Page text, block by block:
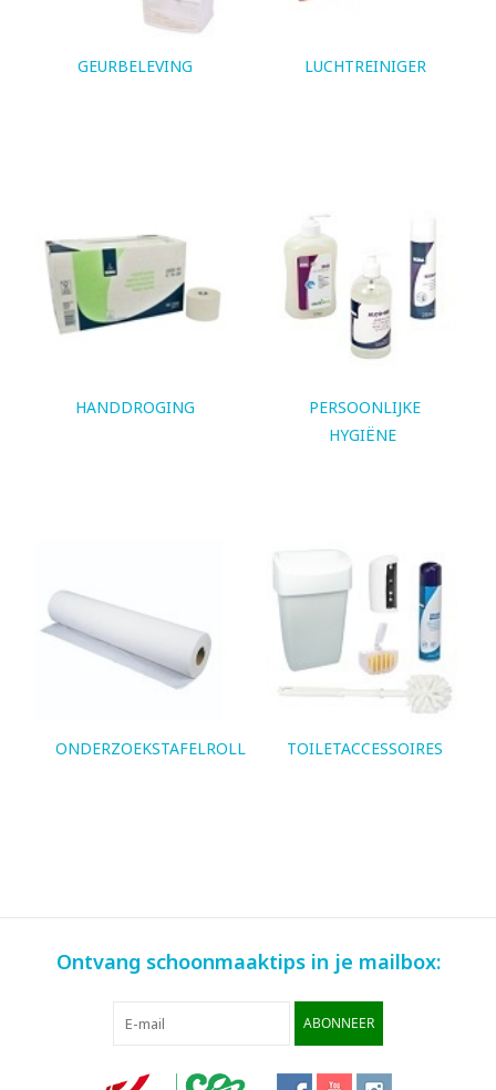
GEURBELEVING LUCHTREINIGER
HANDDROGING
PERSOONLIJKE
HYGIËNE
ONDERZOEKSTAFELROLLEN TOILETACCESSOIRES
Ontvang schoonmaaktips in je mailbox:
ABONNEER